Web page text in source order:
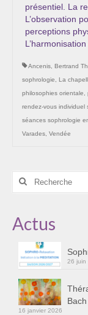
Cœur de
Les
Nadine-
Qui suis je ?
Mon
consciente
Calendrier
Sophro-
Cursus
Prendre
Bertrand
présentiel. La
L’observation
perceptions
Ancenis Bertrand
sophrologie
La
philosophies orientale
rendez-vous individuel
séances sophrologie
Varades Vendée
Rechercher
Actus
26 juin
16 janvier 2026